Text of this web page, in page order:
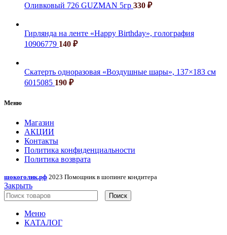
Оливковый 726 GUZMAN 5гр 330 ₽
Гирлянда на ленте «Happy Birthday», голография
10906779 140 ₽
Скатерть одноразовая «Воздушные шары», 137×183 см
6015085 190 ₽
Меню
Магазин
АКЦИИ
Контакты
Политика конфиденциальности
Политика возврата
шокоголик.рф 2023 Помощник в шопинге кондитера
Закрыть
Поиск
Меню
КАТАЛОГ